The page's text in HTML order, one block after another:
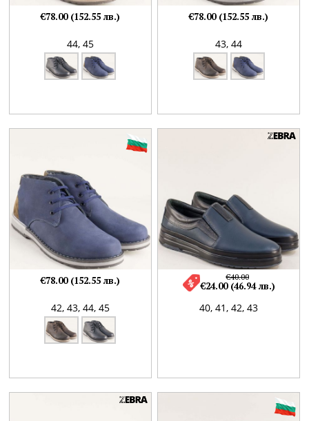
44, 45
€78.00 (152.55 лв.)
43, 44
€78.00 (152.55 лв.)
42, 43, 44, 45
€78.00 (152.55 лв.)
40, 41, 42, 43
€40.00
€24.00 (46.94 лв.)